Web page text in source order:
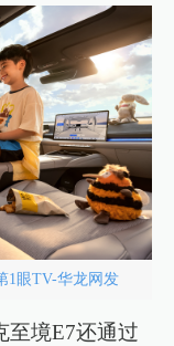
1眼TV-华龙网发
至境E7还通过